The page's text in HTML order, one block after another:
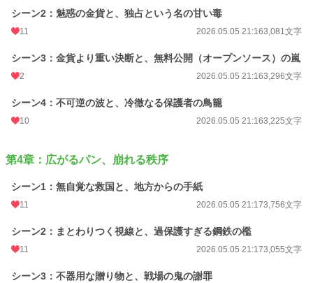
24h.ポイント 404 pt
2026.05.19 00:00
週間ポイント
年間ポイント 15,159 pt (24,158 位)
累計ポイント 15,655 pt (79,603 位)
シーン2：魅惑の金貨と、独占という名の甘い毒
11 2026.05.05 21:163,081文字
シーン3：金貨より重い決断と、無料公開（オープンソース）の嵐
2 2026.05.05 21:163,296文字
シーン4：不可逆の波と、冷徹なる保護者の鳥籠
10 2026.05.05 21:163,225文字
第4章：広がるパン、崩れる秩序
シーン1：無自覚な救国と、地方からの手紙
11 2026.05.05 21:173,756文字
シーン2：まとわりつく視線と、過保護すぎる鋼鉄の檻
11 2026.05.05 21:173,055文字
シーン3：不器用な贈り物と、戦場の鬼の謝罪